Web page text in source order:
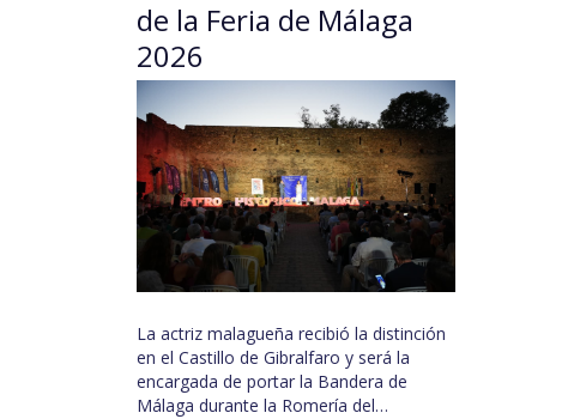
de la Feria de Málaga
2026
La actriz malagueña recibió la distinción
en el Castillo de Gibralfaro y será la
encargada de portar la Bandera de
Málaga durante la Romería del…